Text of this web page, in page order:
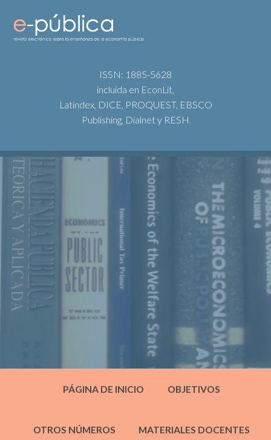
ISSN: 1885-5628
incluida en EconLit,
Latindex, DICE, PROQUEST, EBSCO
Publishing, Dialnet y RESH
PÁGINA DE INICIO OBJETIVOS
OTROS NÚMEROS MATERIALES DOCENTES